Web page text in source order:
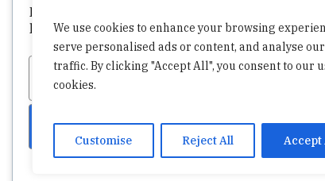
We use cookies to enhance your browsing
serve personalised ads or content, and analyse our
traffic. By clicking "Accept All", you consent to our
cookies.
Customise Reject All Accept
pour consentir ou
les cookies non essentiels.
Personnaliser
Tout accepter